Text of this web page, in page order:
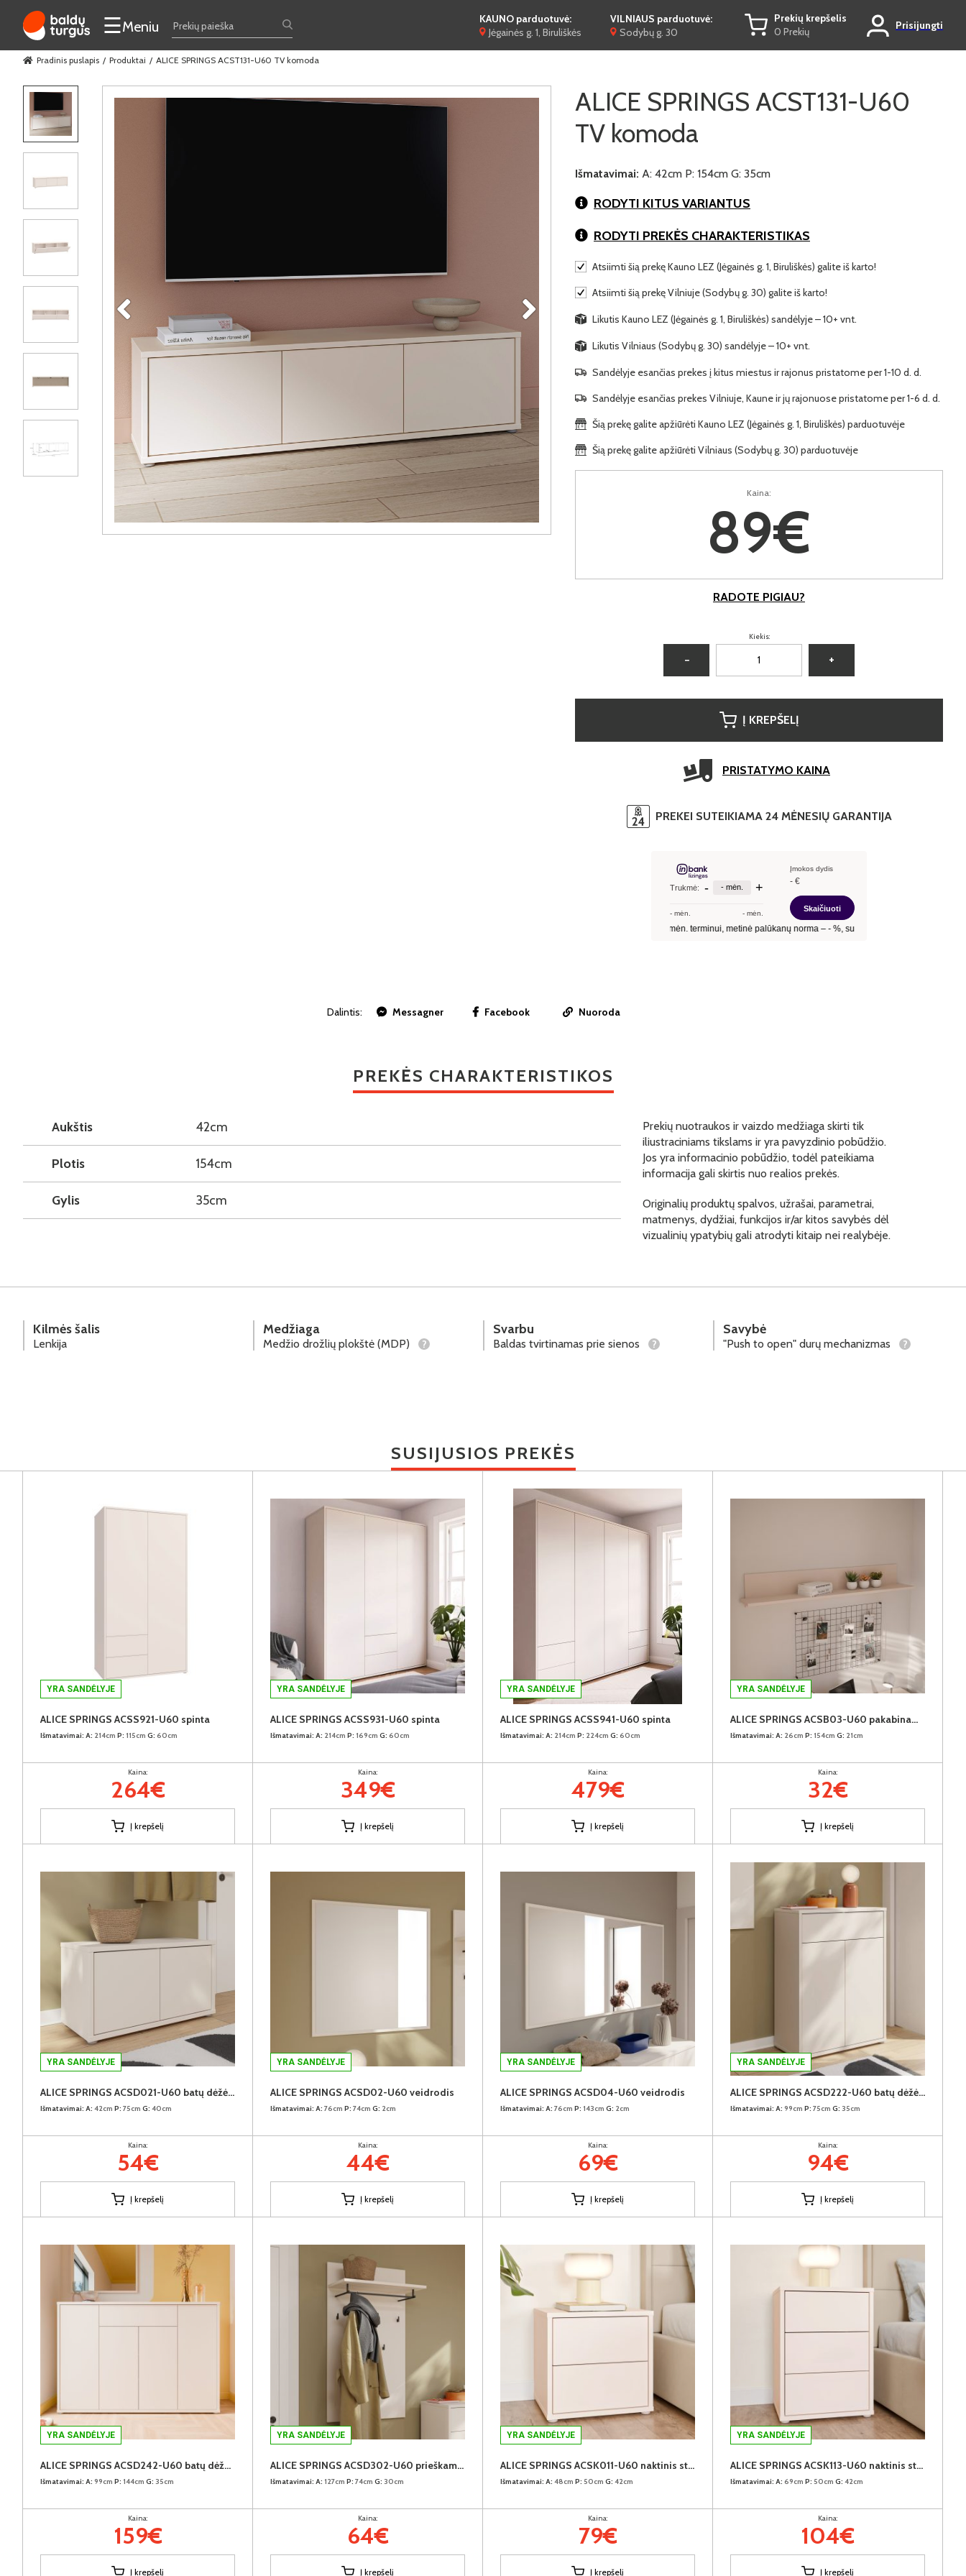
☰Meniu
KAUNO parduotuvė:
Jėgainės g. 1, Biruliškės
VILNIAUS parduotuvė:
Sodybų g. 30
Prekių krepšelis
0 Prekių
Prisijungti
Pradinis puslapis Produktai ALICE SPRINGS ACST131-U60 TV komoda
ALICE SPRINGS ACST131-U60
TV komoda
Išmatavimai: A: 42cm P: 154cm G: 35cm
RODYTI KITUS VARIANTUS
RODYTI PREKĖS CHARAKTERISTIKAS
Atsiimti šią prekę Kauno LEZ (Jėgainės g. 1, Biruliškės) galite iš karto!
Atsiimti šią prekę Vilniuje (Sodybų g. 30) galite iš karto!
Likutis Kauno LEZ (Jėgainės g. 1, Biruliškės) sandėlyje – 10+ vnt.
Likutis Vilniaus (Sodybų g. 30) sandėlyje – 10+ vnt.
Sandėlyje esančias prekes į kitus miestus ir rajonus pristatome per 1-10 d. d.
Sandėlyje esančias prekes Vilniuje, Kaune ir jų rajonuose pristatome per 1-6 d. d.
Šią prekę galite apžiūrėti Kauno LEZ (Jėgainės g. 1, Biruliškės) parduotuvėje
Šią prekę galite apžiūrėti Vilniaus (Sodybų g. 30) parduotuvėje
Kaina:
89€
RADOTE PIGIAU?
Kiekis:
− +
Į KREPŠELĮ
PRISTATYMO KAINA
PREKEI SUTEIKIAMA 24 MĖNESIŲ GARANTIJA
Dalintis: Messagner Facebook Nuoroda
PREKĖS CHARAKTERISTIKOS
Aukštis 42cm
Plotis 154cm
Gylis 35cm
Prekių nuotraukos ir vaizdo medžiaga skirti tik
iliustraciniams tikslams ir yra pavyzdinio pobūdžio.
Jos yra informacinio pobūdžio, todėl pateikiama
informacija gali skirtis nuo realios prekės.
Originalių produktų spalvos, užrašai, parametrai,
matmenys, dydžiai, funkcijos ir/ar kitos savybės dėl
vizualinių ypatybių gali atrodyti kitaip nei realybėje.
Kilmės šalis
Lenkija
Medžiaga
Medžio drožlių plokštė (MDP) ?
Svarbu
Baldas tvirtinamas prie sienos ?
Savybė
"Push to open" durų mechanizmas ?
SUSIJUSIOS PREKĖS
YRA SANDĖLYJE
ALICE SPRINGS ACSS921-U60 spinta
Išmatavimai: A: 214cm P: 115cm G: 60cm
Kaina:
264€
Į krepšelį
YRA SANDĖLYJE
ALICE SPRINGS ACSS931-U60 spinta
Išmatavimai: A: 214cm P: 169cm G: 60cm
Kaina:
349€
Į krepšelį
YRA SANDĖLYJE
ALICE SPRINGS ACSS941-U60 spinta
Išmatavimai: A: 214cm P: 224cm G: 60cm
Kaina:
479€
Į krepšelį
YRA SANDĖLYJE
ALICE SPRINGS ACSB03-U60 pakabinama lentyna
Išmatavimai: A: 26cm P: 154cm G: 21cm
Kaina:
32€
Į krepšelį
YRA SANDĖLYJE
ALICE SPRINGS ACSD021-U60 batų dėžė-spintelė
Išmatavimai: A: 42cm P: 75cm G: 40cm
Kaina:
54€
Į krepšelį
YRA SANDĖLYJE
ALICE SPRINGS ACSD02-U60 veidrodis
Išmatavimai: A: 76cm P: 74cm G: 2cm
Kaina:
44€
Į krepšelį
YRA SANDĖLYJE
ALICE SPRINGS ACSD04-U60 veidrodis
Išmatavimai: A: 76cm P: 143cm G: 2cm
Kaina:
69€
Į krepšelį
YRA SANDĖLYJE
ALICE SPRINGS ACSD222-U60 batų dėžė-komoda
Išmatavimai: A: 99cm P: 75cm G: 35cm
Kaina:
94€
Į krepšelį
YRA SANDĖLYJE
ALICE SPRINGS ACSD242-U60 batų dėžė-komoda
Išmatavimai: A: 99cm P: 144cm G: 35cm
Kaina:
159€
Į krepšelį
YRA SANDĖLYJE
ALICE SPRINGS ACSD302-U60 prieškambario kabykla
Išmatavimai: A: 127cm P: 74cm G: 30cm
Kaina:
64€
Į krepšelį
YRA SANDĖLYJE
ALICE SPRINGS ACSK011-U60 naktinis staliukas
Išmatavimai: A: 48cm P: 50cm G: 42cm
Kaina:
79€
Į krepšelį
YRA SANDĖLYJE
ALICE SPRINGS ACSK113-U60 naktinis staliukas
Išmatavimai: A: 69cm P: 50cm G: 42cm
Kaina:
104€
Į krepšelį